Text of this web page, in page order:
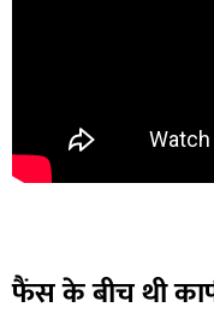
फैंस के बीच थी